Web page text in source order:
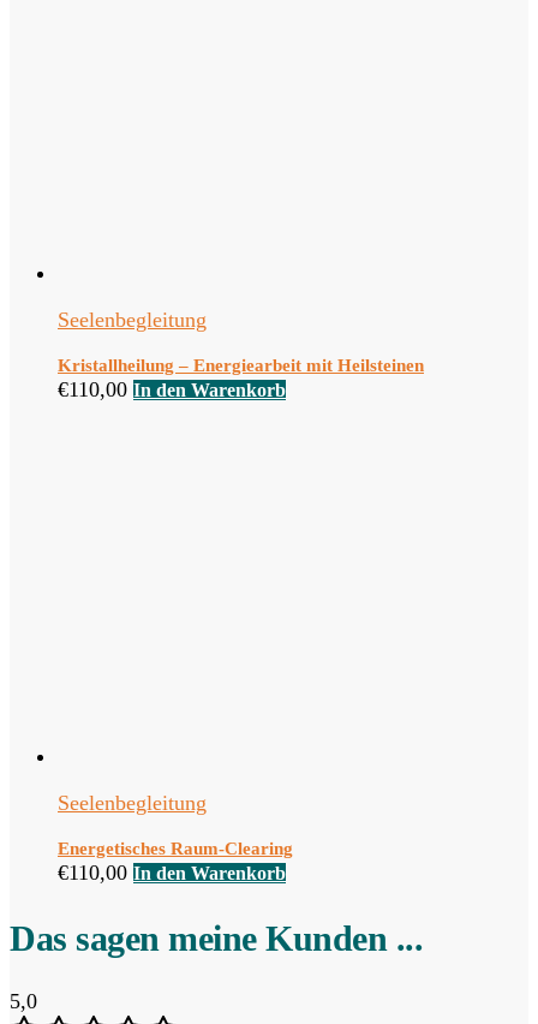
Seelenbegleitung
Kristallheilung – Energiearbeit mit Heilsteinen
€110,00 In den Warenkorb
Seelenbegleitung
Energetisches Raum-Clearing
€110,00 In den Warenkorb
Das sagen meine Kunden ...
5,0